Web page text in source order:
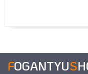
FOGANTYUS